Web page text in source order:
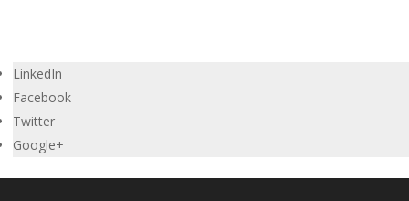
LinkedIn
Facebook
Twitter
Google+